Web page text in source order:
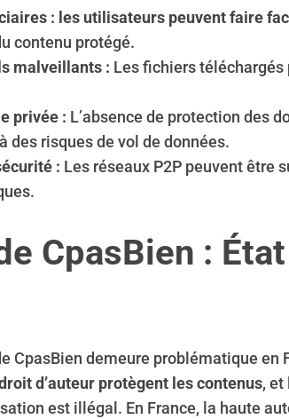
: les utilisateurs peuvent faire
contenu protégé.
malveillants : Les fichiers
privée : L’absence de protection des
des risques de vol de données.
: Les réseaux P2P peuvent être
CpasBien :
CpasBien demeure problématique en
d’auteur protègent les contenus,
est illégal. En France, la haute